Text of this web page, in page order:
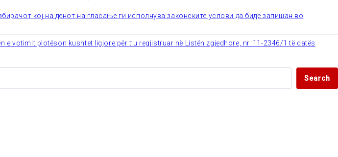
кој на денот на гласање ги исполнува законските услови да биде запишан во
votimit plotëson kushtet ligjore për t’u regjistruar në Listën zgjedhore, nr. 11-2346/1 të datës
Search